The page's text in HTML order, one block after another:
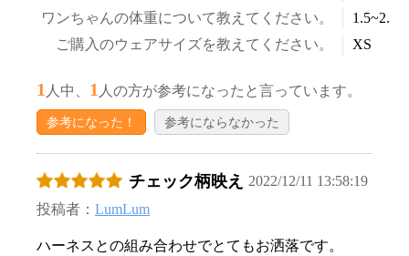
ワンちゃんの体重について教えてください。
ご購入のウェアサイズを教えてください。
XS
1 人中、 1 人の方が参考になったと言っています。
参考になった！ 参考にならなかった
チェック柄映え
2022/12/11 13:58:19
投稿者： LumLum
ハーネスとの組み合わせでとてもお洒落です。